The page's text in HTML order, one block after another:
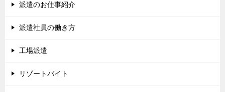
派遣のお仕事紹介
派遣社員の働き方
工場派遣
リゾートバイト